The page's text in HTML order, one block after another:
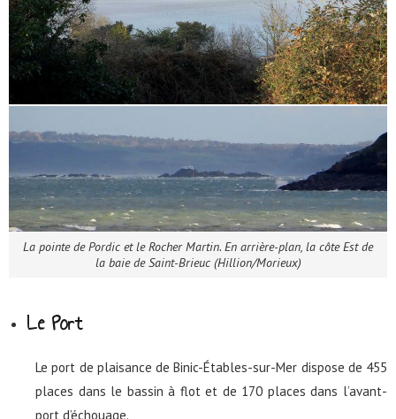
La pointe de Pordic et le Rocher Martin. En arrière-plan, la côte Est de
la baie de Saint-Brieuc (Hillion/Morieux)
Le Port
Le port de plaisance de Binic-Étables-sur-Mer dispose de 455
places dans le bassin à flot et de 170 places dans l’avant-
port d’échouage.